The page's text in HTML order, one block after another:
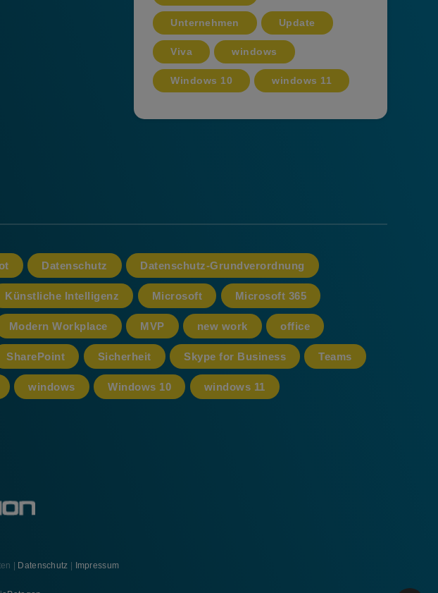
Unternehmen Update
Viva windows
Windows 10 windows 11
Datenschutz Datenschutz-Grundverordnung
Künstliche Intelligenz Microsoft Microsoft 365
Modern Workplace MVP new work office
SharePoint Sicherheit Skype for Business Teams
windows Windows 10 windows 11
| Datenschutz Impressum